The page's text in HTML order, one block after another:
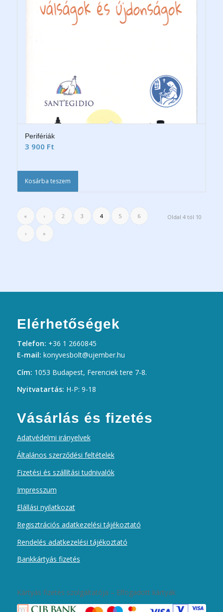
Perifériák
3 900 Ft
Kosárba teszem
Oldal 4 tól 10
« ‹ 2 3 4 5 6
› »
Elérhetőségek
Telefon: +36 1 2660845
E-mail: konyvesbolt@ujember.hu
Cím: 1053 Budapest, Ferenciek tere 7-8.
Nyitvatartás: H-P: 9-18
Vásárlás és fizetés
Adatvédelmi irányelvek
Általános szerződési feltételek
Fizetési és szállítási tudnivalók
Impresszum
Elállási nyilatkozat
Regisztrációs adatkezelési tájékoztató
Rendelés adatkezelési tájékoztató
Bankkártyás fizetés
Kártyás fizetés szolgáltatója – Elfogadott kártyák